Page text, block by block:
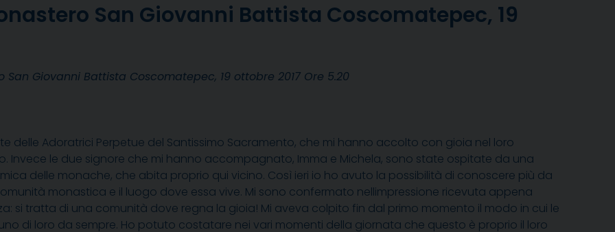
San Giovanni Battista Coscomatepec, 19
San Giovanni Battista Coscomatepec, 19 ottobre 2017 Ore 5.20
delle Adoratrici Perpetue del Santissimo Sacramento, che mi hanno accolto con gioia nel loro
Invece le due signore che mi hanno accompagnato, Imma e Michela, sono state ospitate da una
delle monache, che abita proprio qui vicino. Così ieri io ho avuto la possibilità di conoscere più da
monastica e il luogo dove essa vive. Mi sono confermato nellimpressione ricevuta appena
si tratta di una comunità dove regna la gioia! Mi aveva colpito fin dal primo momento il modo in cui le
di loro da sempre. Ho potuto costatare nei vari momenti della giornata che questo è proprio il loro